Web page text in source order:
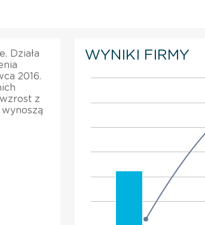
Działa
2016.
z
WYNIKI FIRMY